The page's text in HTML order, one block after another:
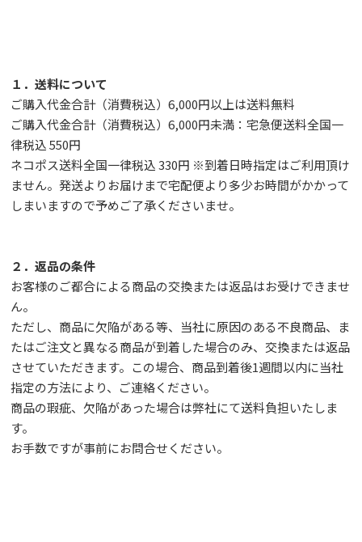
１．送料について
ご購入代金合計（消費税込）6,000円以上は送料無料
ご購入代金合計（消費税込）6,000円未満：宅急便送料全国一
律税込 550円
ネコポス送料全国一律税込 330円 ※到着日時指定はご利用頂け
ません。発送よりお届けまで宅配便より多少お時間がかかって
しまいますので予めご了承くださいませ。
２．返品の条件
お客様のご都合による商品の交換または返品はお受けできませ
ん。
ただし、 商品に欠陥がある等、当社に原因のある不良商品、ま
たはご注文と異なる商品が到着した場合のみ、交換または返品
させていただきます。この場合、商品到着後1週間以内に当社
指定の方法により、ご連絡ください。
商品の瑕疵、欠陥があった場合は弊社にて送料負担いたしま
す。
お手数ですが事前にお問合せください。